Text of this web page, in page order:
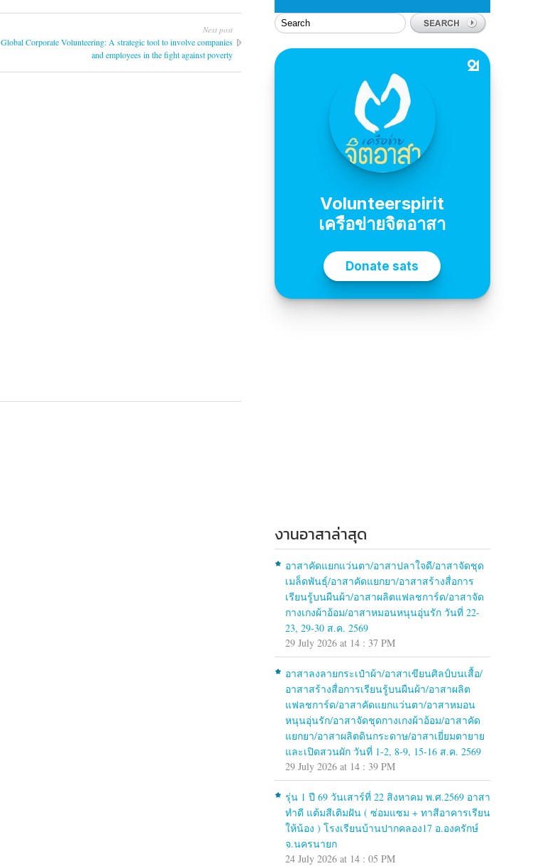
Next post
Global Corporate Volunteering: A strategic tool to involve companies
and employees in the fight against poverty
งานอาสาล่าสุด
อาสาคัดแยกแว่นตา/อาสาปลาใจดี/อาสาจัดชุด
เมล็ดพันธุ์/อาสาคัดแยกยา/อาสาสร้างสื่อการ
เรียนรู้บนผืนผ้า/อาสาผลิตแฟลชการ์ด/อาสาจัด
กางเกงผ้าอ้อม/อาสาหมอนหนุนอุ่นรัก วันที่ 22-
23, 29-30 ส.ค. 2569
29 July 2026 at 14 : 37 PM
อาสาลงลายกระเป๋าผ้า/อาสาเขียนศิลป์บนเสื้อ/
อาสาสร้างสื่อการเรียนรู้บนผืนผ้า/อาสาผลิต
แฟลชการ์ด/อาสาคัดแยกแว่นตา/อาสาหมอน
หนุนอุ่นรัก/อาสาจัดชุดกางเกงผ้าอ้อม/อาสาคัด
แยกยา/อาสาผลิตดินกระดาษ/อาสาเยี่ยมตายาย
และเปิดสวนผัก วันที่ 1-2, 8-9, 15-16 ส.ค. 2569
29 July 2026 at 14 : 39 PM
รุ่น 1 ปี 69 วันเสาร์ที่ 22 สิงหาคม พ.ศ.2569 อาสา
ทำดี แต้มสีเติมฝัน ( ซ่อมแซม + ทาสีอาคารเรียน
ให้น้อง ) โรงเรียนบ้านปากคลอง17 อ.องครักษ์
จ.นครนายก
24 July 2026 at 14 : 05 PM